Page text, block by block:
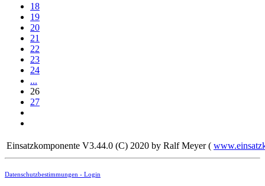
18
19
20
21
22
23
24
...
26
27
Einsatzkomponente V3.44.0 (C) 2020 by Ralf Meyer (
Datenschutzbestimmungen - Login